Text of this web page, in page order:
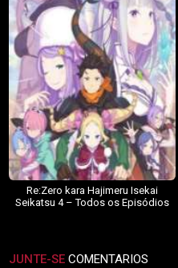
Re:Zero kara Hajimeru Isekai
Seikatsu 4 – Todos os Episódios
JUNTE-SE COMENTARIOS